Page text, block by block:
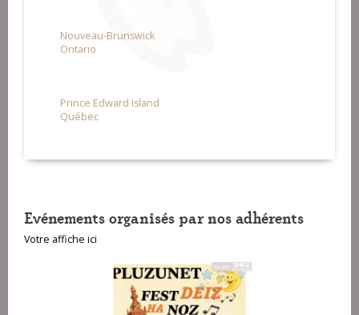
Nouveau-Brunswick
Ontario
Prince Edward Island
Québec
Evénements organisés par nos adhérents
Votre affiche ici